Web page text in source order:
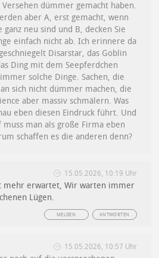
Versehen dümmer gemacht haben.
aber A, erst gemacht, wenn
ganz neu sind und B, decken Sie
einfach nicht ab. Ich erinnere da
Disarstar, das Goblin
Ding mit dem Seepferdchen
solche Dinge. Sachen, die
sich nicht dümmer machen, die
aber massiv schmälern. Was
eben diesen Eindruck führt. Und
muss man als große Firma eben
schaffen es die anderen denn?
15.05.2026, 10:19 Uhr
mehr erwartet, Wir warten immer
Lügen.
ANTWORTEN
MELDEN
15.05.2026, 10:57 Uhr